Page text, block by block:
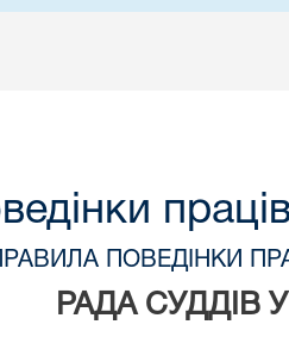
ПОВЕДІНКИ
РАДА СУДДІВ